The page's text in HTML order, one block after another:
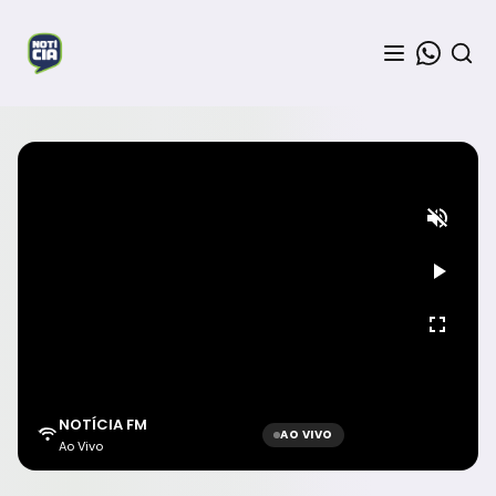
NOTÍCIA FM
Ao Vivo
AO VIVO